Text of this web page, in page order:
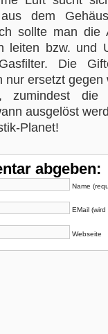
dem
sollte man
leiten bzw. und
Die
nur ersetzt
zumindest die
ausgelöst
Planet!
abgeben:
Name
EMail
Webseite